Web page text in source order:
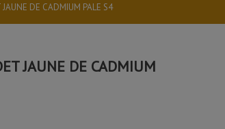
DE CADMIUM PALE S4
JAUNE DE CADMIUM